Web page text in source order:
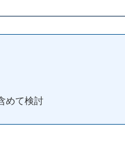
めて検討